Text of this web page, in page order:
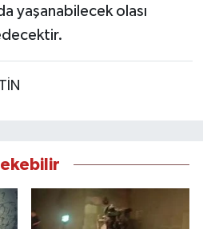
yaşanabilecek olası